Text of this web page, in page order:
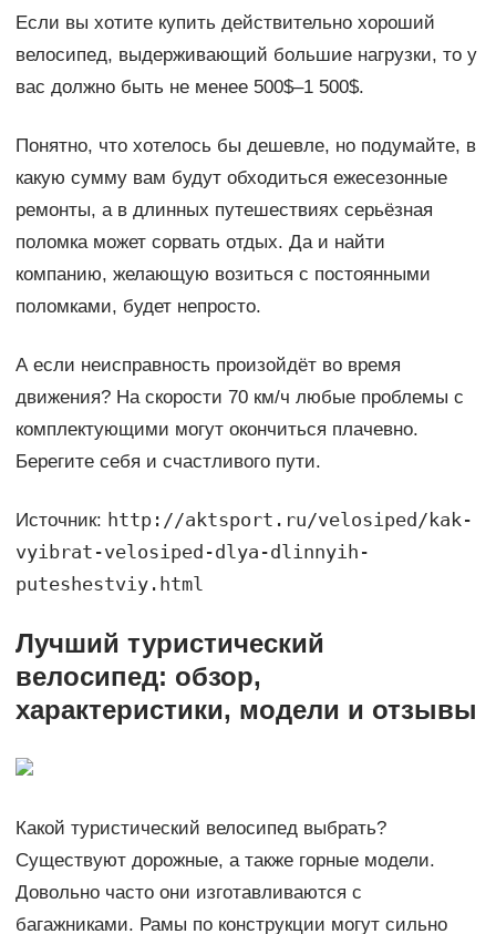
Если вы хотите купить действительно хороший
велосипед, выдерживающий большие нагрузки, то у
вас должно быть не менее 500$–1 500$.
Понятно, что хотелось бы дешевле, но подумайте, в
какую сумму вам будут обходиться ежесезонные
ремонты, а в длинных путешествиях серьёзная
поломка может сорвать отдых. Да и найти
компанию, желающую возиться с постоянными
поломками, будет непросто.
А если неисправность произойдёт во время
движения? На скорости 70 км/ч любые проблемы с
комплектующими могут окончиться плачевно.
Берегите себя и счастливого пути.
Источник: http://aktsport.ru/velosiped/kak-
vyibrat-velosiped-dlya-dlinnyih-
puteshestviy.html
Лучший туристический
велосипед: обзор,
характеристики, модели и отзывы
Какой туристический велосипед выбрать?
Существуют дорожные, а также горные модели.
Довольно часто они изготавливаются с
багажниками. Рамы по конструкции могут сильно